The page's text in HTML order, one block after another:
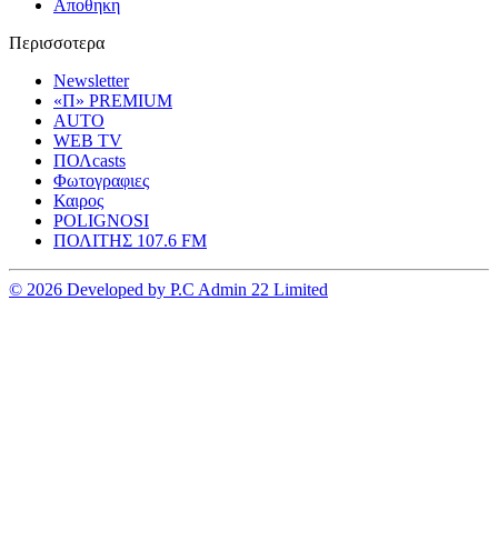
Αποθηκη
Περισσοτερα
Newsletter
«Π» PREMIUM
AUTO
WEB TV
ΠΟΛcasts
Φωτογραφιες
Καιρος
POLIGNOSI
ΠΟΛΙΤΗΣ 107.6 FM
© 2026 Developed by P.C Admin 22 Limited